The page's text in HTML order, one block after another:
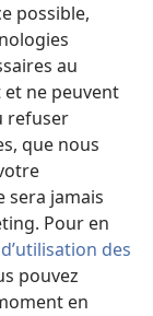
possible,
au
ne peuvent
refuser
que nous
sera jamais
Pour en
des
pouvez
en